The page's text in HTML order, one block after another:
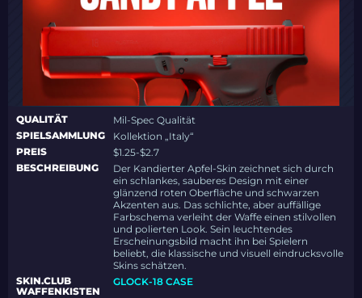
QUALITÄT
Mil-Spec Qualität
SPIELSAMMLUNG
Kollektion „Italy“
PREIS
$1.25-$2.7
BESCHREIBUNG
Der Kandierter Apfel-Skin zeichnet sich durch
ein schlankes, sauberes Design mit einer
glänzend roten Oberfläche und schwarzen
Akzenten aus. Das schlichte, aber auffällige
Farbschema verleiht der Waffe einen stilvollen
und polierten Look. Sein leuchtendes
Erscheinungsbild macht ihn bei Spielern
beliebt, die klassische und visuell eindrucksvolle
Skins schätzen.
SKIN.CLUB
WAFFENKISTEN
GLOCK-18 CASE